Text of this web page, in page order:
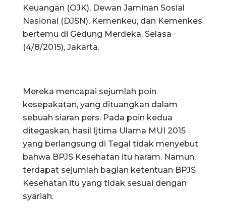
Keuangan (OJK), Dewan Jaminan Sosial
Nasional (DJSN), Kemenkeu, dan Kemenkes
bertemu di Gedung Merdeka, Selasa
(4/8/2015), Jakarta.
Mereka mencapai sejumlah poin
kesepakatan, yang dituangkan dalam
sebuah siaran pers. Pada poin kedua
ditegaskan, hasil Ijtima Ulama MUI 2015
yang berlangsung di Tegal tidak menyebut
bahwa BPJS Kesehatan itu haram. Namun,
terdapat sejumlah bagian ketentuan BPJS
Kesehatan itu yang tidak sesuai dengan
syariah.